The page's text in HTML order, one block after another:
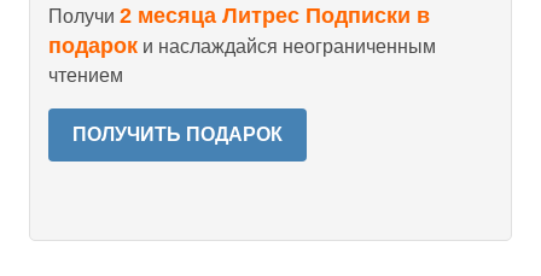
Получи 2 месяца Литрес Подписки в
подарок и наслаждайся неограниченным
чтением
ПОЛУЧИТЬ ПОДАРОК